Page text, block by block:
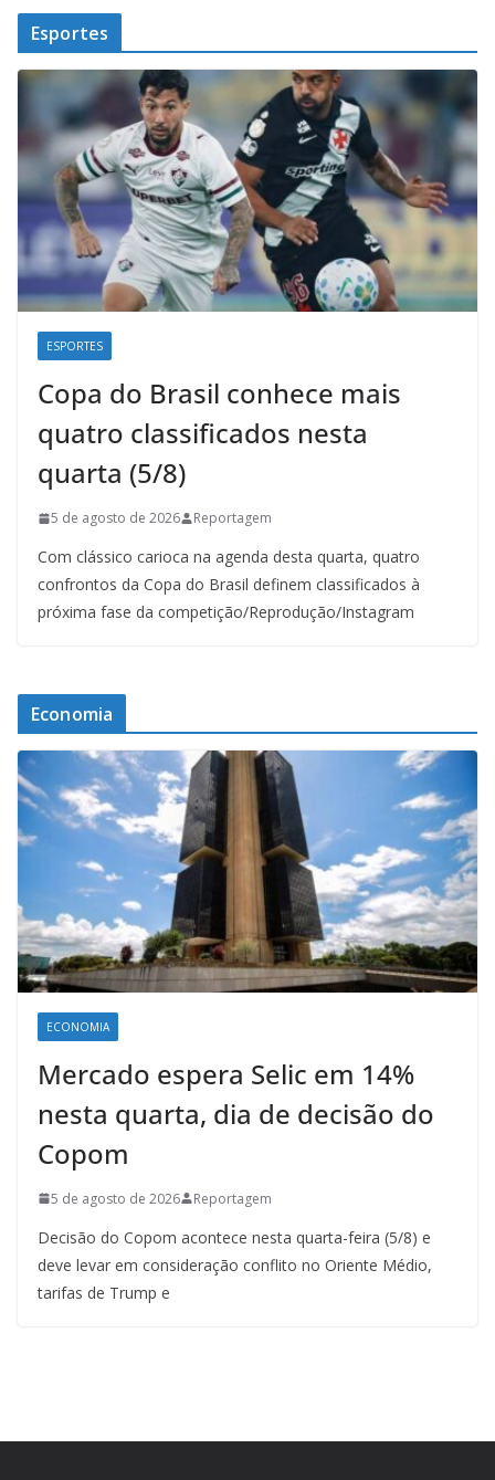
Esportes
ESPORTES
Copa do Brasil conhece mais
quatro classificados nesta
quarta (5/8)
5 de agosto de 2026 Reportagem
Com clássico carioca na agenda desta quarta, quatro
confrontos da Copa do Brasil definem classificados à
próxima fase da competição/Reprodução/Instagram
Economia
ECONOMIA
Mercado espera Selic em 14%
nesta quarta, dia de decisão do
Copom
5 de agosto de 2026 Reportagem
Decisão do Copom acontece nesta quarta-feira (5/8) e
deve levar em consideração conflito no Oriente Médio,
tarifas de Trump e